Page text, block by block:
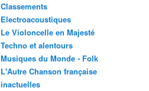
Classements
Electroacoustiques
Le Violoncelle en Majesté
Techno et alentours
Musiques du Monde - Folk
L'Autre Chanson française
inactuelles